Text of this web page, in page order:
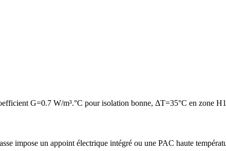
G=0.7 W/m³.°C pour isolation bonne, ΔT=35°C en zone
impose un appoint électrique intégré ou une PAC haute